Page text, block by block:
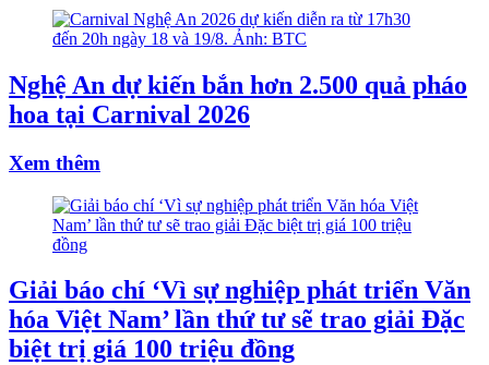
Nghệ An dự kiến bắn hơn 2.500 quả pháo
hoa tại Carnival 2026
Xem thêm
Giải báo chí ‘Vì sự nghiệp phát triển Văn
hóa Việt Nam’ lần thứ tư sẽ trao giải Đặc
biệt trị giá 100 triệu đồng